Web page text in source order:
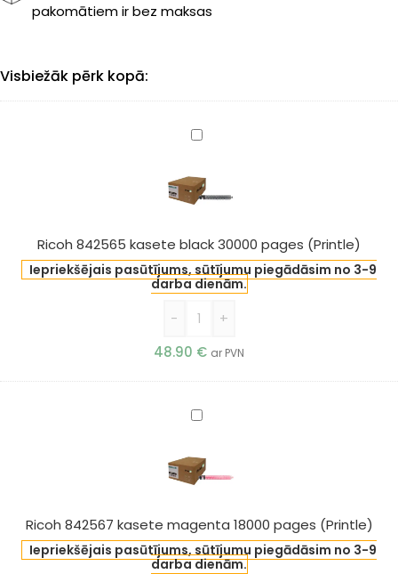
pakomātiem ir bez maksas
Visbiežāk pērk kopā:
Ricoh
kasete
black
pages
(Printle)
Ricoh 842565 kasete black 30000 pages (Printle)
Iepriekšējais pasūtījums, sūtījumu piegādāsim no 3-9
darba dienām.
-
+
48.90 € ar PVN
Ricoh
kasete
magenta
pages
(Printle)
Ricoh 842567 kasete magenta 18000 pages (Printle)
Iepriekšējais pasūtījums, sūtījumu piegādāsim no 3-9
darba dienām.